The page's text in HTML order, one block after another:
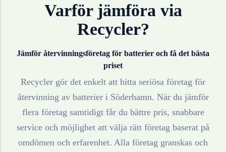
Varför jämföra via
Recycler?
Jämför återvinningsföretag för batterier och få det bästa
priset
Recycler gör det enkelt att hitta seriösa företag för
återvinning av batterieri Söderhamn. När du jämför
flera företag samtidigt får du bättre pris, snabbare
service och möjlighet att välja rätt företag baserat på
omdömen och erfarenhet. Alla företag granskas och